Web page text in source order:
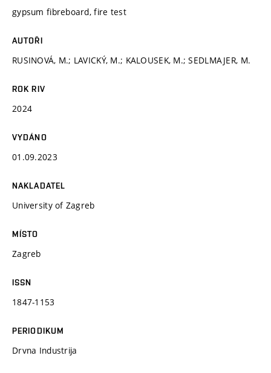
gypsum fibreboard, fire test
AUTOŘI
RUSINOVÁ, M.; LAVICKÝ, M.; KALOUSEK, M.; SEDLMAJER, M.
ROK RIV
2024
VYDÁNO
01.09.2023
NAKLADATEL
University of Zagreb
MÍSTO
Zagreb
ISSN
1847-1153
PERIODIKUM
Drvna Industrija